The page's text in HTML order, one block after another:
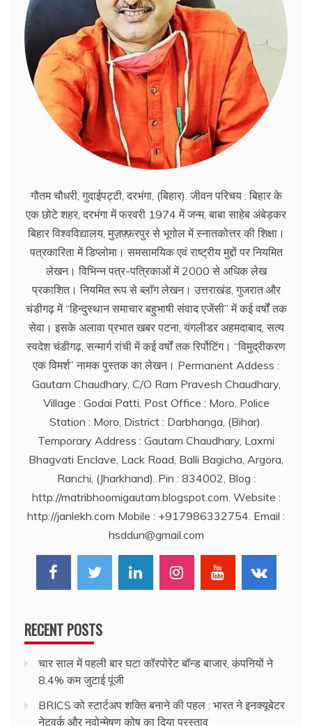
गौतम चौधरी, गुदाईपट्टी, दरभंगा, (बिहार). जीवन परिचय : बिहार के
एक छोटे शहर, दरभंगा में फरवरी 1974 में जन्म, बाबा साहेब अंबेड्कर
बिहार विश्वविद्यालय, मुज़फ़्फ़रपुर से भूगोल में स्नातकोत्तर की शिक्षा।
पत्रकारिता में डिप्लोमा। समसामयिक एवं राष्ट्रीय मुद्दों पर नियमित
लेखन। विभिन्न पत्र-पत्रिकाओं में 2000 से अधिक लेख
प्रकाशित। नियमित रूप से ब्लाॅग लेखन। उत्तराखंड, गुजरात और
चंडीगढ़ में ‘‘हिन्दुस्थान समाचार बहुभाषी संवाद एजेंसी’’ में कई वर्षों तक
सेवा। इसके अलावा प्रभात खबर पटना, यंगलीडर अहमदाबाद, सत्य
स्वदेश चंडीगढ़, सन्मार्ग रांची में कई वर्षों तक रिर्पोटिंग। ‘‘विमुद्रीकरण
एक विमर्श’’ नामक पुस्तक का लेखन। Permanent Addess :
Gautam Chaudhary, C/O Ram Pravesh Chaudhary,
Village : Godai Patti, Post Office : Moro, Police
Station : Moro, District : Darbhanga, (Bihar).
Temporary Address : Gautam Chaudhary, Laxmi
Bhagvati Enclave, Lack Road, Balli Bagicha, Argora,
Ranchi, (Jharkhand). Pin : 834002, Blog :
http://matribhoomigautam.blogspot.com. Website :
http://janlekh.com Mobile : +917986332754. Email :
hsddun@gmail.com
RECENT POSTS
चार साल में पहली बार घटा कॉरपोरेट बॉन्ड बाजार, कंपनियों ने
8.4% कम जुटाई पूंजी
BRICS को स्टार्टअप शक्ति बनाने की पहल : भारत ने इनक्यूबेटर
नेटवर्क और नवोन्मेषण कोष का दिया प्रस्ताव